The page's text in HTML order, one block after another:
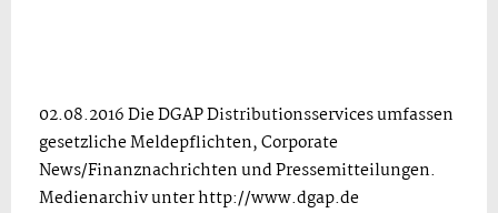
02.08.2016 Die DGAP Distributionsservices umfassen
gesetzliche Meldepflichten, Corporate
News/Finanznachrichten und Pressemitteilungen.
Medienarchiv unter http://www.dgap.de